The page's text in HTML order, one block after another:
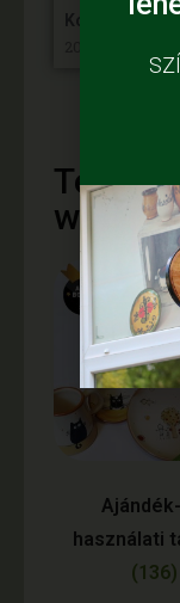
Kósa Károly
használati
(136)